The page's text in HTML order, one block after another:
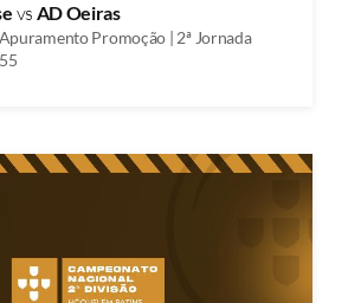
vs AD Oeiras
Promoção | 2ª Jornada